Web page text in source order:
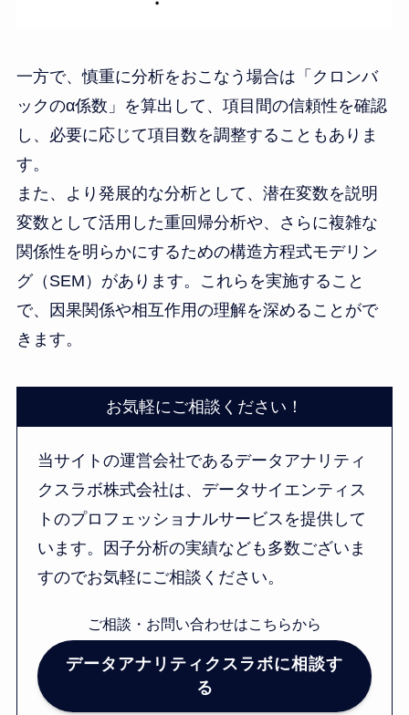
一方で、慎重に分析をおこなう場合は「クロンバ
ックのα係数」を算出して、項目間の信頼性を確認
し、必要に応じて項目数を調整することもありま
す。
また、より発展的な分析として、潜在変数を説明
変数として活用した重回帰分析や、さらに複雑な
関係性を明らかにするための構造方程式モデリン
グ（SEM）があります。これらを実施すること
で、因果関係や相互作用の理解を深めることがで
きます。
お気軽にご相談ください！
当サイトの運営会社であるデータアナリティ
クスラボ株式会社は、データサイエンティス
トのプロフェッショナルサービスを提供して
います。因子分析の実績なども多数ございま
すのでお気軽にご相談ください。
ご相談・お問い合わせはこちらから
データアナリティクスラボに相談す
る